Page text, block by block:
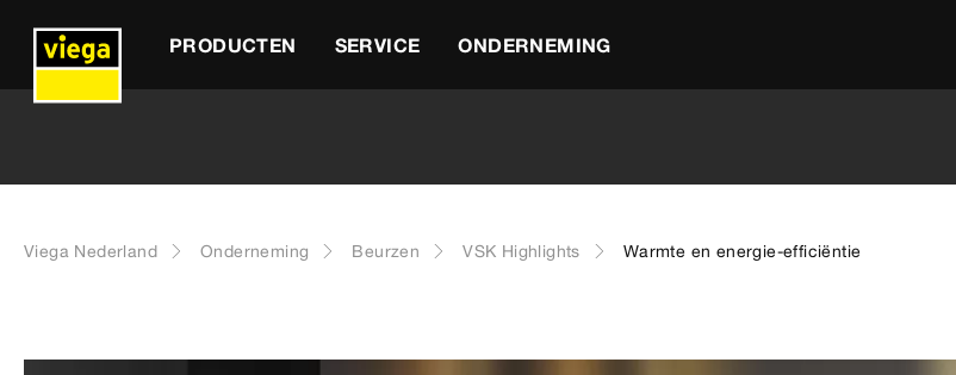
PRODUCTEN SERVICE ONDERNEMING
Viega Nederland Onderneming Beurzen VSK Highlights Warmte en energie-efficiëntie